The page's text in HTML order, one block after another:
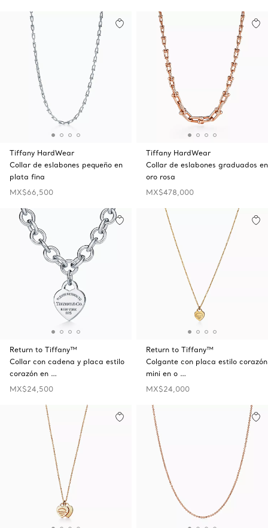
Tiffany HardWear
Collar de eslabones pequeño en
plata fina
MX$66,500
Tiffany HardWear
Collar de eslabones graduados en
oro rosa
MX$478,000
Return to Tiffany™
Collar con cadena y placa estilo
corazón en …
MX$24,500
Return to Tiffany™
Colgante con placa estilo corazón
mini en o …
MX$24,000